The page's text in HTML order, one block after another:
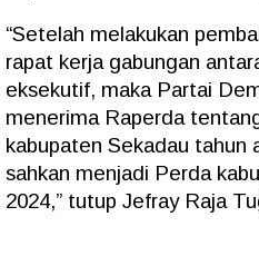
“Setelah melakukan
rapat kerja gabungan
eksekutif, maka Partai
menerima Raperda
kabupaten Sekadau tahun
sahkan menjadi Perda
2024,” tutup Jefray Raja